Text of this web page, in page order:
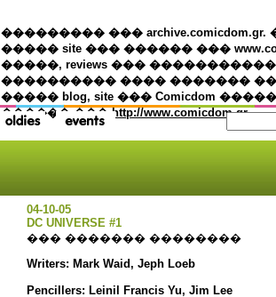
��������� ���
����� site ��� ������ ���
�����, reviews ���
���������� ���� �������
����� blog, site ��� Comicdom
������ ��� http://www.comicdom.gr
04-10-05
DC UNIVERSE #1
��� ������� ��������
Writers: Mark Waid, Jeph Loeb
Pencillers: Leinil Francis Yu, Jim Lee